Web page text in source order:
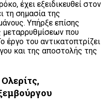
έχει εξειδικευθεί στον
τη σημασία της
Υπήρξε επίσης
μεταρρυθμίσεων που
έργο του αντικατοπτρίζει
και της αποστολής της